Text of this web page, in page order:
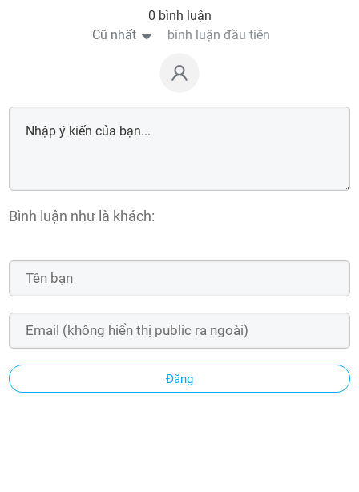
0 bình luận
Cũ nhất
bình luận đầu tiên
Bình luận như là khách:
Đăng